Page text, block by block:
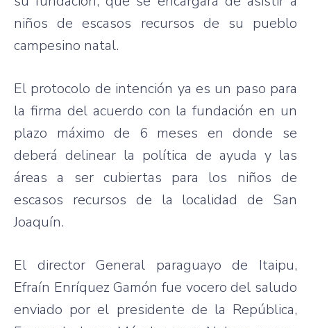
niños deescasos recursos de su pueblo
campesino natal.
El protocolo de intención ya es un paso para
la firma del acuerdo con lafundación en un
plazo máximo de 6 meses endonde se
deberá delinear la política de ayuda y las
áreas a ser cubiertas para los niños de
escasos recursos de la localidad de San
Joaquín.
El director General paraguayo de Itaipu,
Efraín Enríquez Gamón fue vocero del saludo
enviado por el presidente de la República,